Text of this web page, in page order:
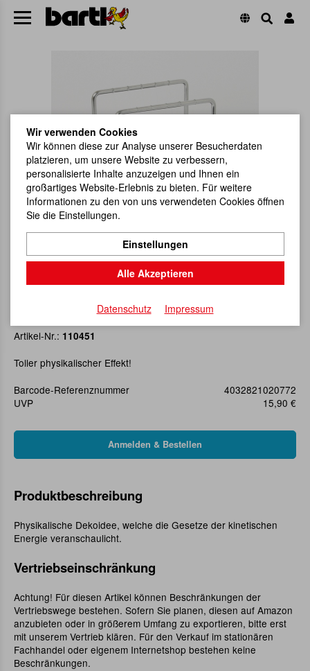
Kugelspiel mit Sockel 9,5 cm
Artikel-Nr.: 110451
Toller physikalischer Effekt!
Barcode-Referenznummer
4032821020772
UVP
15,90 €
Produktbeschreibung
Physikalische Dekoidee, welche die Gesetze der kinetischen
Energie veranschaulicht.
Vertriebseinschränkung
Achtung! Für diesen Artikel können Beschränkungen der
Vertriebswege bestehen. Sofern Sie planen, diesen auf Amazon
anzubieten oder in größerem Umfang zu exportieren, bitte erst
mit unserem Vertrieb klären. Für den Verkauf im stationären
Fachhandel oder eigenem Internetshop bestehen keine
Beschränkungen.
Wir verwenden Cookies
Wir können diese zur Analyse unserer Besucherdaten
platzieren, um unsere Website zu verbessern,
personalisierte Inhalte anzuzeigen und Ihnen ein
großartiges Website-Erlebnis zu bieten. Für weitere
Informationen zu den von uns verwendeten Cookies öffnen
Sie die Einstellungen.
Einstellungen
Alle Akzeptieren
Datenschutz Impressum